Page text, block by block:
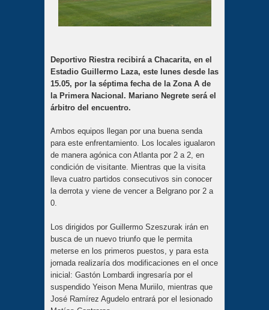
Deportivo Riestra recibirá a Chacarita, en el
Estadio Guillermo Laza, este lunes desde las
15.05, por la séptima fecha de la Zona A de
la Primera Nacional. Mariano Negrete será el
árbitro del encuentro.
Ambos equipos llegan por una buena senda
para este enfrentamiento. Los locales igualaron
de manera agónica con Atlanta por 2 a 2, en
condición de visitante. Mientras que la visita
lleva cuatro partidos consecutivos sin conocer
la derrota y viene de vencer a Belgrano por 2 a
0.
Los dirigidos por Guillermo Szeszurak irán en
busca de un nuevo triunfo que le permita
meterse en los primeros puestos, y para esta
jornada realizaría dos modificaciones en el once
inicial: Gastón Lombardi ingresaría por el
suspendido Yeison Mena Muriilo, mientras que
José Ramírez Agudelo entrará por el lesionado